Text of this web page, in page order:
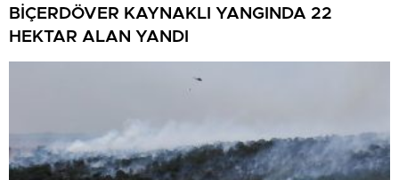
BİÇERDÖVER KAYNAKLI YANGINDA 22
HEKTAR ALAN YANDI